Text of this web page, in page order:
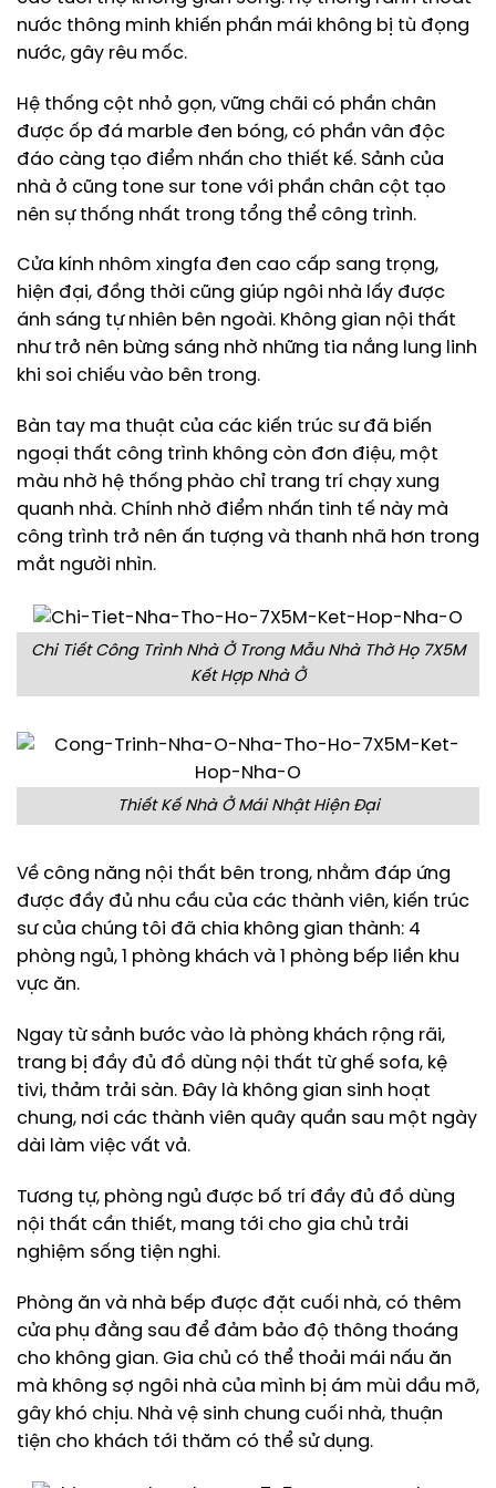
nước thông minh khiến phần mái không bị tù đọng
nước, gây rêu mốc.
Hệ thống cột nhỏ gọn, vững chãi có phần chân
được ốp đá marble đen bóng, có phần vân độc
đáo càng tạo điểm nhấn cho thiết kế. Sảnh của
nhà ở cũng tone sur tone với phần chân cột tạo
nên sự thống nhất trong tổng thể công trình.
Cửa kính nhôm xingfa đen cao cấp sang trọng,
hiện đại, đồng thời cũng giúp ngôi nhà lấy được
ánh sáng tự nhiên bên ngoài. Không gian nội thất
như trở nên bừng sáng nhờ những tia nắng lung linh
khi soi chiếu vào bên trong.
Bàn tay ma thuật của các kiến trúc sư đã biến
ngoại thất công trình không còn đơn điệu, một
màu nhờ hệ thống phào chỉ trang trí chạy xung
quanh nhà. Chính nhờ điểm nhấn tinh tế này mà
công trình trở nên ấn tượng và thanh nhã hơn trong
mắt người nhìn.
Chi Tiết Công Trình Nhà Ở Trong Mẫu Nhà Thờ Họ 7X5M
Kết Hợp Nhà Ở
Thiết Kế Nhà Ở Mái Nhật Hiện Đại
Về công năng nội thất bên trong, nhằm đáp ứng
được đầy đủ nhu cầu của các thành viên, kiến trúc
sư của chúng tôi đã chia không gian thành: 4
phòng ngủ, 1 phòng khách và 1 phòng bếp liền khu
vực ăn.
Ngay từ sảnh bước vào là phòng khách rộng rãi,
trang bị đầy đủ đồ dùng nội thất từ ghế sofa, kệ
tivi, thảm trải sàn. Đây là không gian sinh hoạt
chung, nơi các thành viên quây quần sau một ngày
dài làm việc vất vả.
Tương tự, phòng ngủ được bố trí đầy đủ đồ dùng
nội thất cần thiết, mang tới cho gia chủ trải
nghiệm sống tiện nghi.
Phòng ăn và nhà bếp được đặt cuối nhà, có thêm
cửa phụ đằng sau để đảm bảo độ thông thoáng
cho không gian. Gia chủ có thể thoải mái nấu ăn
mà không sợ ngôi nhà của mình bị ám mùi dầu mỡ,
gây khó chịu. Nhà vệ sinh chung cuối nhà, thuận
tiện cho khách tới thăm có thể sử dụng.